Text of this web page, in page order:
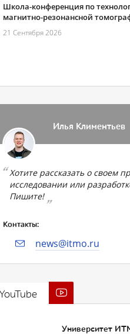
Школа-конференция по
магнитно-резонансной
21 Сентября 2026
Илья Климентьев
Хотите рассказать о своем
исследовании или
Пишите!
Контакты:
news@itmo.ru
Университет